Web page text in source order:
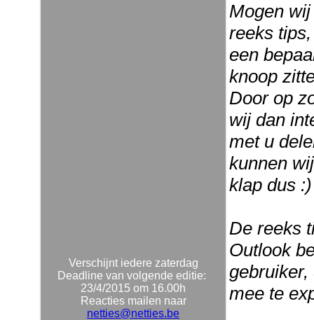
Verschijnt iedere zaterdag
Deadline van volgende editie:
23/4/2015 om 16.00h
Reacties mailen naar
netties@netties.be
Mogen
reeks
een
knoop
Door op
wij dan
met u
kunnen
klap dus :)
De reeks
Outlook
mee te